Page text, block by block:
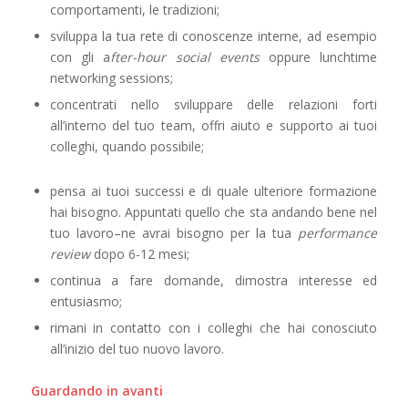
comportamenti, le tradizioni;
sviluppa la tua rete di conoscenze interne, ad esempio
con gli after-hour social eventsoppure lunchtime
networking sessions;
concentrati nello sviluppare delle relazioni forti
all’interno del tuo team, offri aiuto e supporto ai tuoi
colleghi, quando possibile;
pensa ai tuoi successi e di quale ulteriore formazione
hai bisogno. Appuntati quello che sta andando bene nel
tuo lavoro–ne avrai bisogno per la tua performance
reviewdopo 6-12 mesi;
continua a fare domande, dimostra interesse ed
entusiasmo;
rimani in contatto con i colleghi che hai conosciuto
all’inizio del tuo nuovo lavoro.
Guardando in avanti